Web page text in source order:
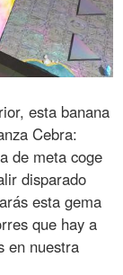
esta banana
Cebra:
de meta coge
disparado
esta gema
que hay a
en nuestra